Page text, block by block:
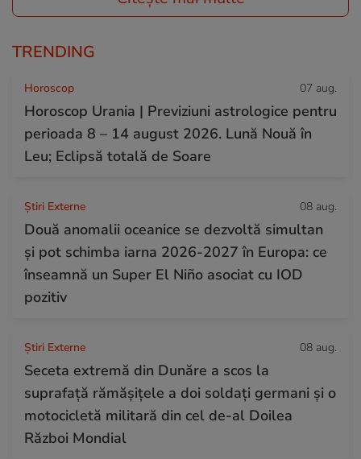
TRENDING
Horoscop 07 aug.
Horoscop Urania | Previziuni astrologice pentru
perioada 8 – 14 august 2026. Lună Nouă în
Leu; Eclipsă totală de Soare
Știri Externe 08 aug.
Două anomalii oceanice se dezvoltă simultan
și pot schimba iarna 2026-2027 în Europa: ce
înseamnă un Super El Niño asociat cu IOD
pozitiv
Știri Externe 08 aug.
Seceta extremă din Dunăre a scos la
suprafață rămășițele a doi soldați germani și o
motocicletă militară din cel de-al Doilea
Război Mondial